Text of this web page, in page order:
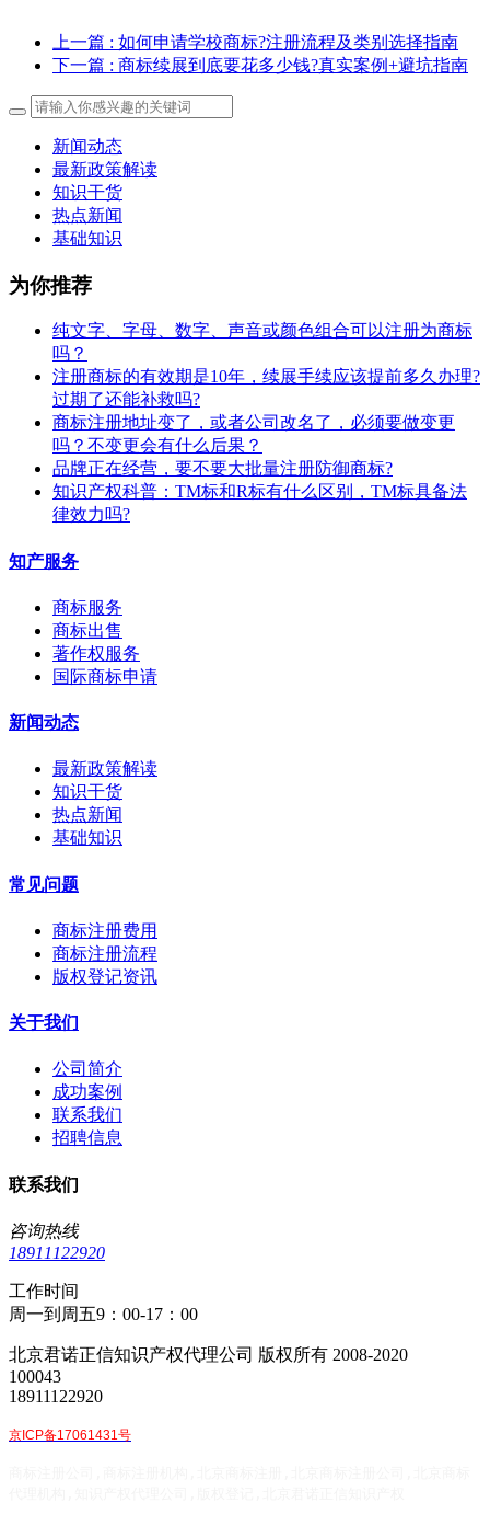
上一篇 : 如何申请学校商标?注册流程及类别选择指南
下一篇 : 商标续展到底要花多少钱?真实案例+避坑指南
新闻动态
最新政策解读
知识干货
热点新闻
基础知识
为你推荐
纯文字、字母、数字、声音或颜色组合可以注册为商标
吗？
注册商标的有效期是10年，续展手续应该提前多久办理?
过期了还能补救吗?
商标注册地址变了，或者公司改名了，必须要做变更
吗？不变更会有什么后果？
​品牌正在经营，要不要大批量注册防御商标?
知识产权科普：TM标和R标有什么区别，TM标具备法
律效力吗?
知产服务
商标服务
商标出售
著作权服务
国际商标申请
新闻动态
最新政策解读
知识干货
热点新闻
基础知识
常见问题
商标注册费用
商标注册流程
版权登记资讯
关于我们
公司简介
成功案例
联系我们
招聘信息
联系我们
咨询热线
18911122920
工作时间
周一到周五9：00-17：00
北京君诺正信知识产权代理公司 版权所有 2008-2020
100043
18911122920
京ICP备17061431号